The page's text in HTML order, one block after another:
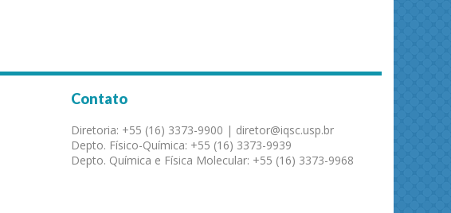
Contato
Diretoria: +55 (16) 3373-9900 | diretor@iqsc.usp.br
Depto. Físico-Química: +55 (16) 3373-9939
Depto. Química e Física Molecular: +55 (16) 3373-9968